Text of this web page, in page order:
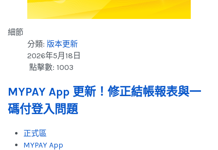
細節
分類: 版本更新
2026年5月18日
點擊數: 1003
MYPAY App 更新！修正結帳報表與一
碼付登入問題
正式區
MYPAY App